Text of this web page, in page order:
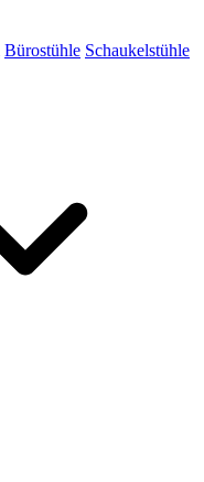
Bürostühle Schaukelstühle